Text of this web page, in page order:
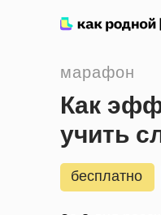
марафон
бесплатно
Как
учить